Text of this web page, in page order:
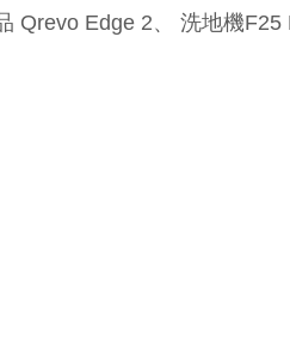
Edge 2、 洗地機F25